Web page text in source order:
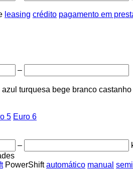
leasing crédito pagamento em
–
azul turquesa bege branco castanho
5 Euro 6
–
PowerShift automático manual